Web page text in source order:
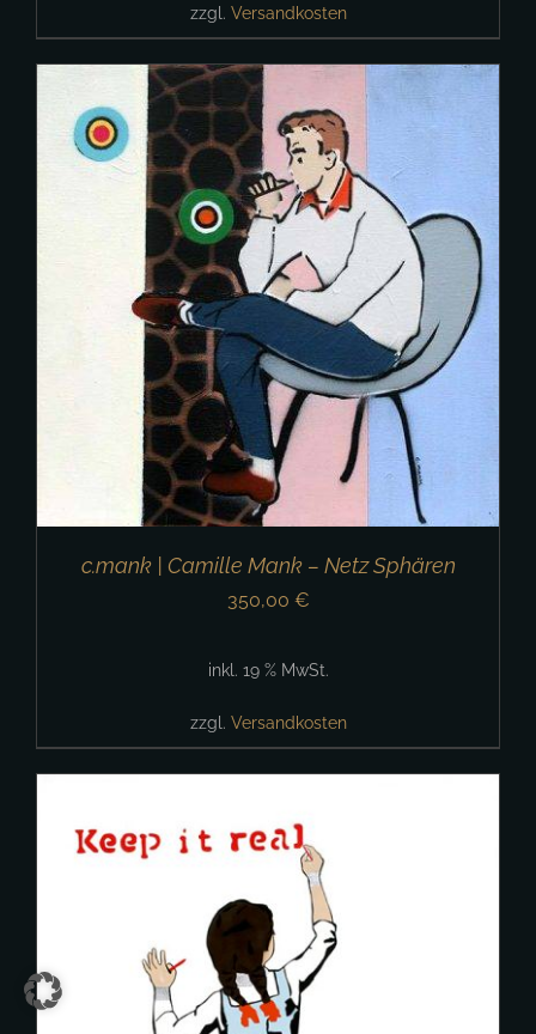
zzgl. Versandkosten
c.mank | Camille Mank – Netz Sphären
350,00 €
inkl. 19 % MwSt.
zzgl. Versandkosten